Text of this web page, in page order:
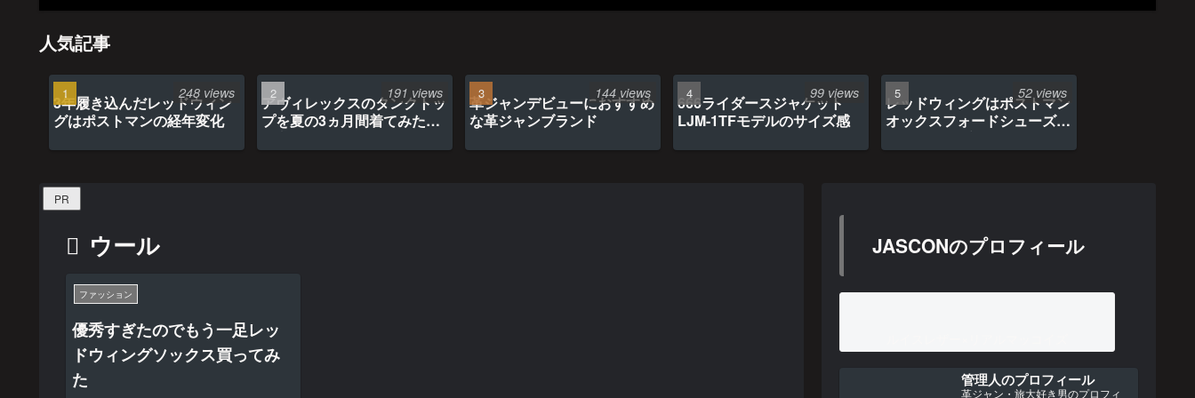
人気記事
3年履き込んだレッドウィン
グはポストマンの経年変化
248 views
アヴィレックスのタンクトッ
プを夏の3ヵ月間着てみたら
191 views
革ジャンデビューにおすすめ
な革ジャンブランド
144 views
666ライダースジャケット
LJM-1TFモデルのサイズ感
99 views
レッドウィングはポストマン
オックスフォードシューズ約
1年間の経年変化
52 views
PR
ウール
ファッション
優秀すぎたのでもう一足レッ
ドウィングソックス買ってみ
た
JASCONのプロフィール
管理人のプロフィール
革ジャン・旅大好き男のプロフィ